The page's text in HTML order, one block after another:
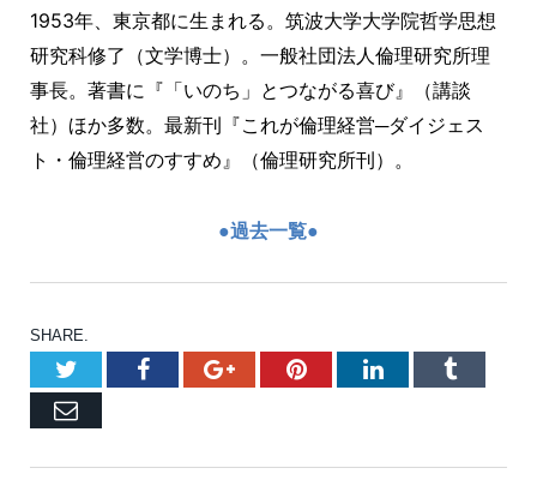
1953年、東京都に生まれる。筑波大学大学院哲学思想
研究科修了（文学博士）。一般社団法人倫理研究所理
事長。著書に『「いのち」とつながる喜び』（講談
社）ほか多数。最新刊『これが倫理経営─ダイジェス
ト・倫理経営のすすめ』（倫理研究所刊）。
●過去一覧●
SHARE.
TwitterFacebookGoogle+PinterestLinkedInTumblr
Email